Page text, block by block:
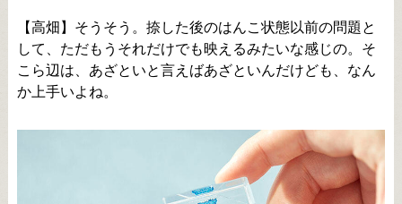
【高畑】そうそう。捺した後のはんこ状態以前の問題と
して、ただもうそれだけでも映えるみたいな感じの。そ
こら辺は、あざといと言えばあざといんだけども、なん
か上手いよね。